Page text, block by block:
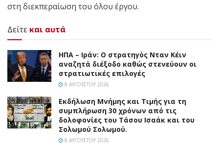
στη διεκπεραίωση του όλου έργου.
Δείτε και αυτά
ΗΠΑ – Ιράν: Ο στρατηγός Νταν Κέιν
αναζητά διέξοδο καθώς στενεύουν οι
στρατιωτικές επιλογές
8 ΑΥΓΟΎΣΤΟΥ 2026
Εκδήλωση Μνήμης και Τιμής για τη
συμπλήρωση 30 χρόνων από τις
δολοφονίες του Τάσου Ισαάκ και του
Σολωμού Σολωμού.
8 ΑΥΓΟΎΣΤΟΥ 2026